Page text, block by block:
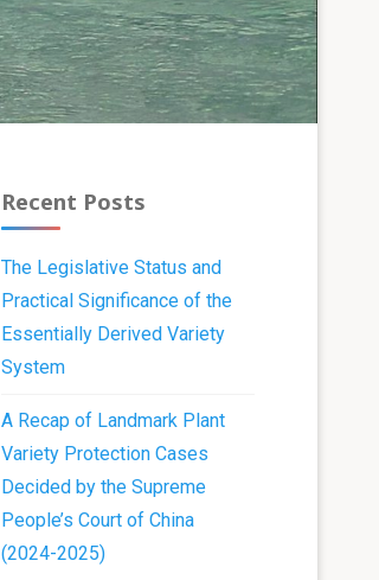
Recent Posts
The Legislative Status and
Practical Significance of the
Essentially Derived Variety
System
A Recap of Landmark Plant
Variety Protection Cases
Decided by the Supreme
People’s Court of China
(2024-2025)